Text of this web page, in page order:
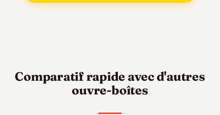
Comparatif rapide avec d'autres
ouvre-boîtes